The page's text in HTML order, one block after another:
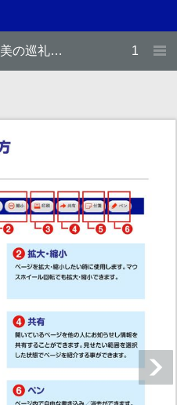
成田発着_オランダ・ベルギー美の巡礼9日 1